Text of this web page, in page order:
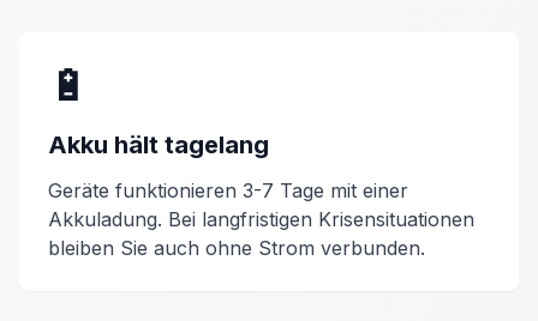
🔋
Akku hält tagelang
Geräte funktionieren 3-7 Tage mit einer
Akkuladung. Bei langfristigen Krisensituationen
bleiben Sie auch ohne Strom verbunden.